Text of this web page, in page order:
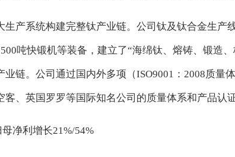
生产系统构建完整钛产业链。公司钛及钛合金生
吨快锻机等装备，建立了“海绵钛、熔铸、锻造
链。公司通过国内外多项（ISO9001：2008质量
、英国罗罗等国际知名公司的质量体系和产品认
净利增长21%/54%